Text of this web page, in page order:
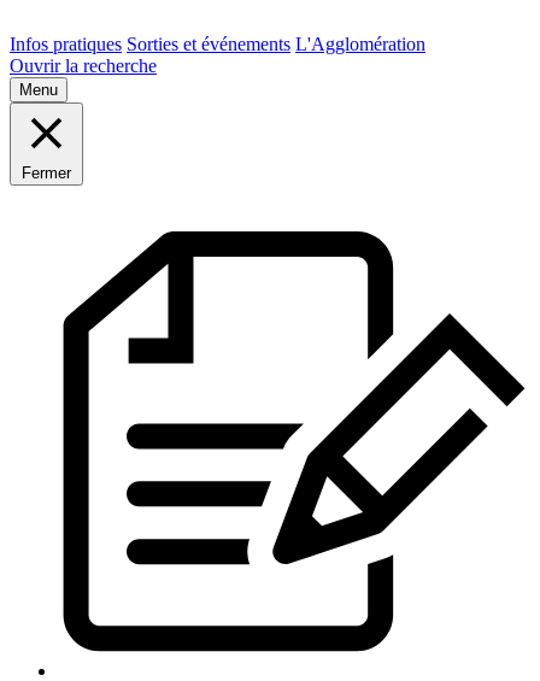
Infos pratiques Sorties et événements L'Agglomération
Ouvrir la recherche
Menu
Fermer